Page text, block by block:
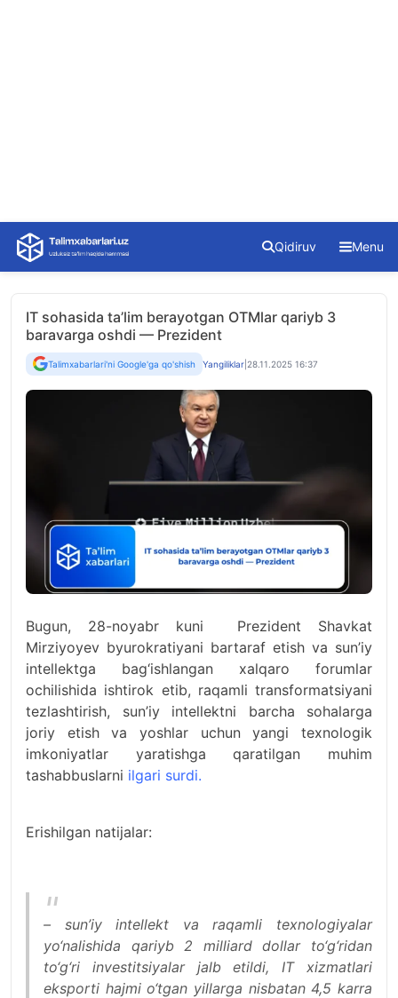
Skip
content
Qidiruv Menu
IT sohasida ta’lim berayotgan OTMlar qariyb 3
baravarga oshdi — Prezident
Talimxabarlari'ni Google'ga qo'shish Yangiliklar 28.11.2025 16:37
Bugun, 28-noyabr kuni Prezident Shavkat
Mirziyoyev byurokratiyani bartaraf etish va sun’iy
intellektga bag‘ishlangan xalqaro forumlar
ochilishida ishtirok etib, raqamli transformatsiyani
tezlashtirish, sun’iy intellektni barcha sohalarga
joriy etish va yoshlar uchun yangi texnologik
imkoniyatlar yaratishga qaratilgan muhim
tashabbuslarni ilgari surdi.
Erishilgan natijalar:
– sun’iy intellekt va raqamli texnologiyalar
yo‘nalishida qariyb 2 milliard dollar to‘g‘ridan
to‘g‘ri investitsiyalar jalb etildi, IT xizmatlari
eksporti hajmi o‘tgan yillarga nisbatan 4,5 karra